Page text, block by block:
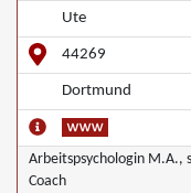
Ute
44269
Dortmund
Arbeitspsychologin M.A.,
Coach